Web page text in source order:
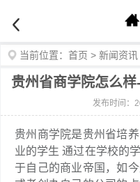
当前位置： 首页 > 新闻资讯
贵州省商学院怎么
发布时间：
贵州商学院是贵州省培
业的学生 通过在学校的
于自己的商业帝国，如